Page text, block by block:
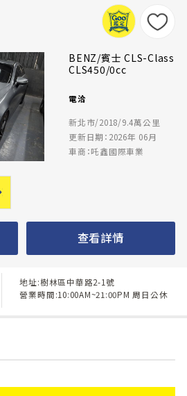
BENZ/賓士 CLS-Class
CLS450/0cc
電洽
新北市/2018/9.4萬公里
更新日期：2026年 06月
車商：吒鑫國際車業
查看詳情
地址:樹林區中華路2-1號
營業時間:10:00AM~21:00PM 周日公休